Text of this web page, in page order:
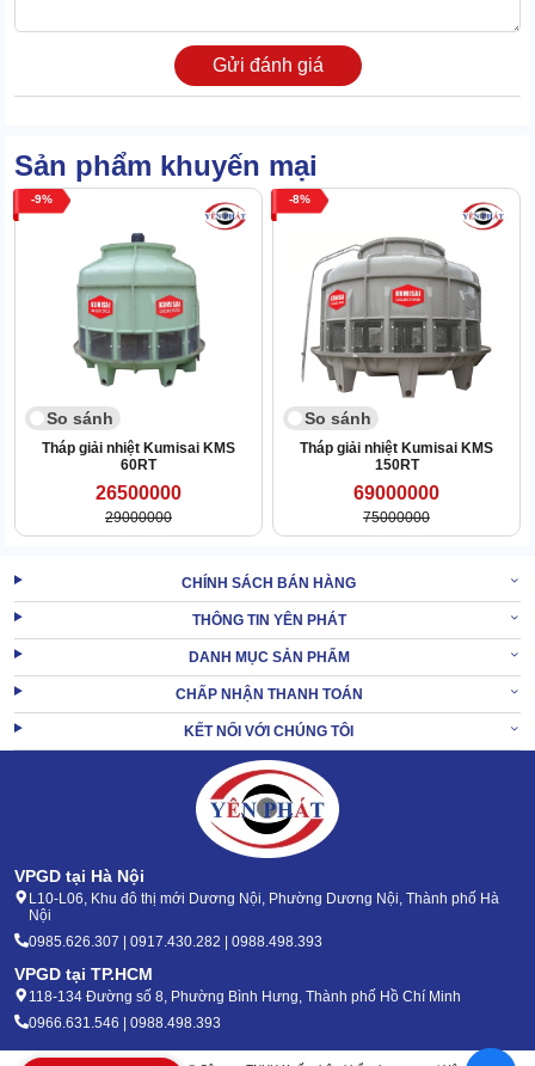
Lưới xám: Dùng để ngăn chặn bụi bẩn từ bên ngoài bay vào
đế bồn đồng thời tránh thất thoát nước.
1.2 Nguyên lý hoạt động
Chu trình làm mát của Kumisai KMS 400RT 4Cell được thực hiện
bằng cách tách nhiệt vào nước, hạ nhiệt nước bằng gió lưu thông.
Không khí được đưa vào bồn bằng hệ thống quạt lớn, cùng chiều
với dòng nước mang nhiệt. Nước nóng dàn trên tấm tản nhiệt rồi
được làm mát bằng khí lưu thông.
Khí nóng mang theo nhiệt lượng sau khi hạ nhiệt nước bay ra
ngoài. Lượng nước còn lại tiếp tục được làm mát bằng thiết bị lạnh
rồi quay lại đường ống để tiếp diễn quá trình hạ nhiệt.
Tháp giải nhiệt Kumisai KMS 30RT
2. Lợi ích khi đầu tư tháp giải nhiệt Kumisai KMS
400RT
2.1 Tối ưu hóa hiệu quả vận hành của máy móc sản
xuất
Vận hành với cường độ lớn, nhiệt lượng cao là lý do làm giảm hiệu
Gửi đánh giá
Sản phẩm khuyến mại
9
So sánh
Tháp giải nhiệt Kumisai KMS
60RT
26500000
29000000
8
So sánh
Tháp giải nhiệt Kumisai KMS
150RT
69000000
75000000
CHÍNH SÁCH BÁN HÀNG
THÔNG TIN YÊN PHÁT
DANH MỤC SẢN PHẨM
CHẤP NHẬN THANH TOÁN
KẾT NỐI VỚI CHÚNG TÔI
VPGD tại Hà Nội
L10-L06, Khu đô thị mới Dương Nội, Phường Dương Nội, Thành phố Hà
Nội
0985.626.307 | 0917.430.282 | 0988.498.393
VPGD tại TP.HCM
118-134 Đường số 8, Phường Bình Hưng, Thành phố Hồ Chí Minh
0966.631.546 | 0988.498.393